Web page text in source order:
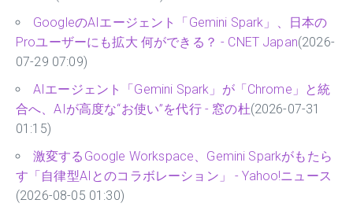
GoogleのAIエージェント「Gemini Spark」、日本の
Proユーザーにも拡大 何ができる？ - CNET Japan(2026-
07-29 07:09)
AIエージェント「Gemini Spark」が「Chrome」と統
合へ、AIが高度な“お使い”を代行 - 窓の杜(2026-07-31
01:15)
激変するGoogle Workspace、Gemini Sparkがもたら
す「自律型AIとのコラボレーション」 - Yahoo!ニュース
(2026-08-05 01:30)